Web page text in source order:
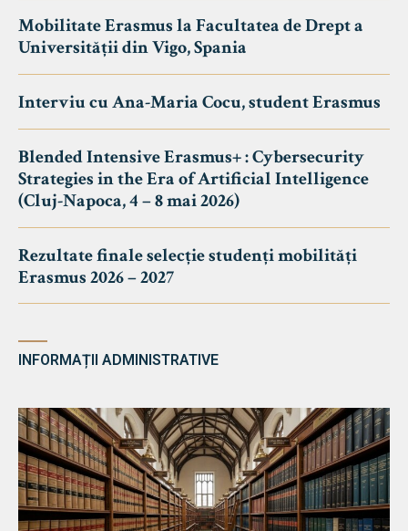
Mobilitate Erasmus la Facultatea de Drept a
Universității din Vigo, Spania
Interviu cu Ana-Maria Cocu, student Erasmus
Blended Intensive Erasmus+ : Cybersecurity
Strategies in the Era of Artificial Intelligence
(Cluj-Napoca, 4 – 8 mai 2026)
Rezultate finale selecție studenți mobilități
Erasmus 2026 – 2027
INFORMAȚII ADMINISTRATIVE